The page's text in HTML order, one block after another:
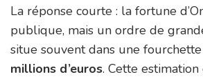
La réponse courte : la fortune
publique, mais un ordre de
situe souvent dans une
millions d’euros. Cette